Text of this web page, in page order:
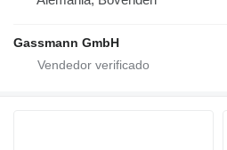
Gassmann GmbH